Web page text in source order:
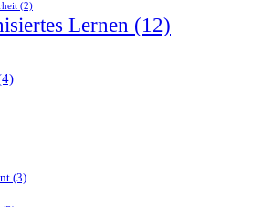
(2)
Lernen (12)
(3)